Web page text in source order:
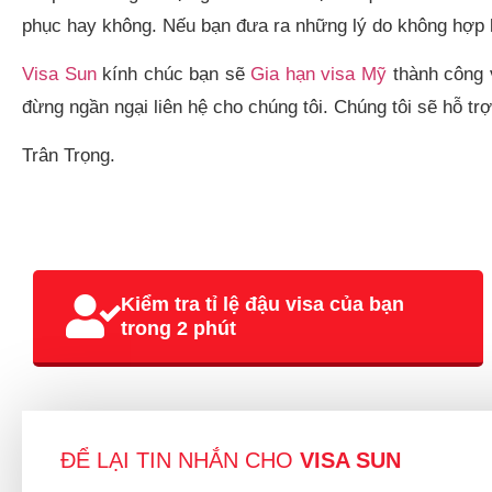
phục hay không. Nếu bạn đưa ra những lý do không
Visa Sunkính chúc bạn sẽ Gia hạn visa Mỹ thành
đừng ngần ngại liên hệ cho chúng tôi. Chúng tôi sẽ hỗ
Trân Trọng.
Kiểm tra tỉ lệ đậu visa của bạn
trong 2 phút
ĐỂ LẠI TIN NHẮN CHO VISA SUN